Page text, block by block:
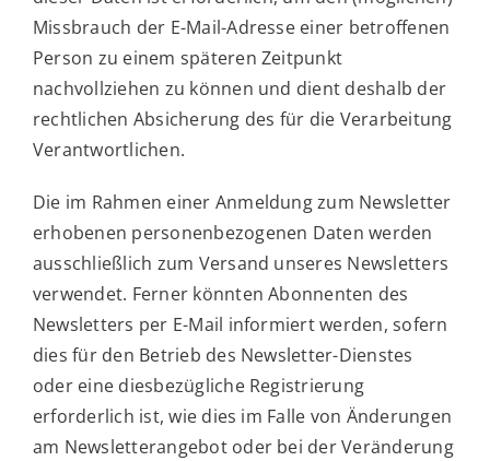
Missbrauch der E-Mail-Adresse einer betroffenen
Person zu einem späteren Zeitpunkt
nachvollziehen zu können und dient deshalb der
rechtlichen Absicherung des für die Verarbeitung
Verantwortlichen.
Die im Rahmen einer Anmeldung zum Newsletter
erhobenen personenbezogenen Daten werden
ausschließlich zum Versand unseres Newsletters
verwendet. Ferner könnten Abonnenten des
Newsletters per E-Mail informiert werden, sofern
dies für den Betrieb des Newsletter-Dienstes
oder eine diesbezügliche Registrierung
erforderlich ist, wie dies im Falle von Änderungen
am Newsletterangebot oder bei der Veränderung